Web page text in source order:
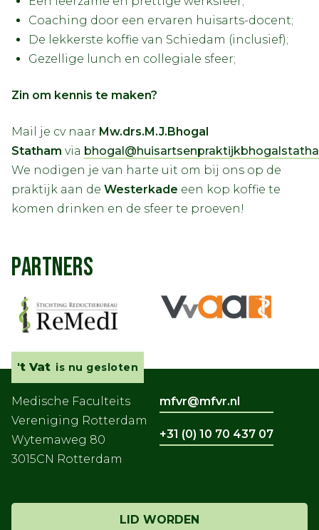
Coaching door een ervaren huisarts-docent;
De lekkerste koffie van Schiedam (inclusief);
Gezellige lunch en collegiale sfeer;
Zin om kennis te maken?
Mail je cv naar Mw.drs.M.J.Bhogal
Statham via
We nodigen je van harte uit om bij ons op de
praktijk aan de Westerkade een kop koffie te
komen drinken en de sfeer te proeven!
PARTNERS
't Vat is nu gesloten
Medische Faculteits
Vereniging Rotterdam
Wytemaweg 80
3015CN Rotterdam
LID WORDEN
mfvr@mfvr.nl
+31 (0) 10 70 437 07